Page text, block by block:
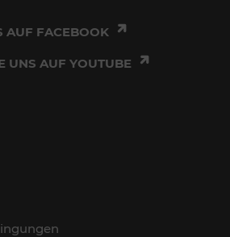
AUF FACEBOOK
UNS AUF YOUTUBE